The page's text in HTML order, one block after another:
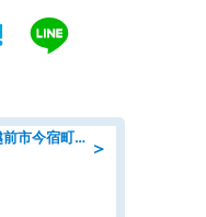
＞
調理師/JR北陸本線徒歩7分/越前市今宿町/福井県